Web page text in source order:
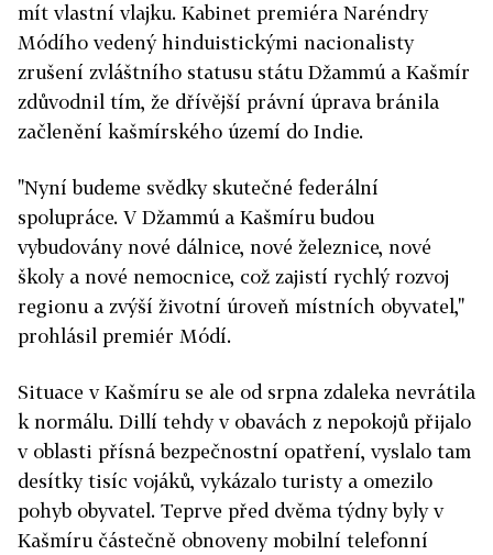
mít vlastní vlajku. Kabinet premiéra Naréndry
Módího vedený hinduistickými nacionalisty
zrušení zvláštního statusu státu Džammú a Kašmír
zdůvodnil tím, že dřívější právní úprava bránila
začlenění kašmírského území do Indie.
"Nyní budeme svědky skutečné federální
spolupráce. V Džammú a Kašmíru budou
vybudovány nové dálnice, nové železnice, nové
školy a nové nemocnice, což zajistí rychlý rozvoj
regionu a zvýší životní úroveň místních obyvatel,"
prohlásil premiér Módí.
Situace v Kašmíru se ale od srpna zdaleka nevrátila
k normálu. Dillí tehdy v obavách z nepokojů přijalo
v oblasti přísná bezpečnostní opatření, vyslalo tam
desítky tisíc vojáků, vykázalo turisty a omezilo
pohyb obyvatel. Teprve před dvěma týdny byly v
Kašmíru částečně obnoveny mobilní telefonní